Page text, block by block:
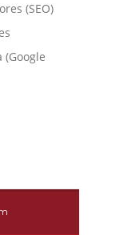
(SEO)